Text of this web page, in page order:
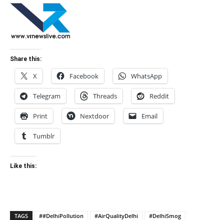
Share this:
X Facebook WhatsApp
Telegram Threads Reddit
Print Nextdoor Email
Tumblr
Like this:
TAGS ##DelhiPollution #AirQualityDelhi
#DelhiSmog